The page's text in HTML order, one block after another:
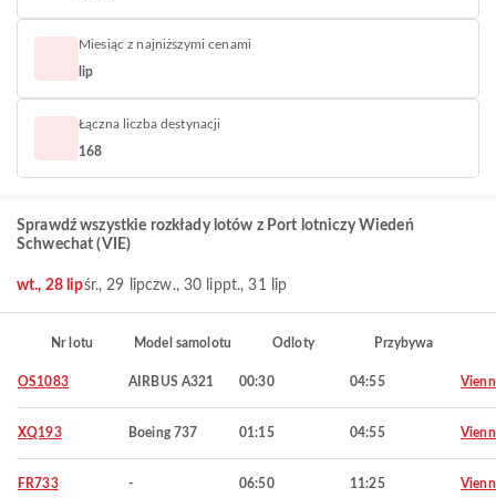
Miesiąc z najniższymi cenami
lip
Łączna liczba destynacji
168
Sprawdź wszystkie rozkłady lotów z Port lotniczy Wiedeń
Schwechat (VIE)
wt., 28 lipśr., 29 lipczw., 30 lippt., 31 lip
Nr lotu Model samolotu Odloty Przybywa
OS1083 AIRBUS A321 00:30 04:55
XQ193 Boeing 737 01:15 04:55
FR733 - 06:50 11:25